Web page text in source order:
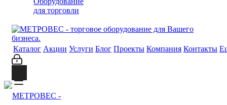
для торговли
Каталог Акции Услуги Блог Проекты Компания Контакты